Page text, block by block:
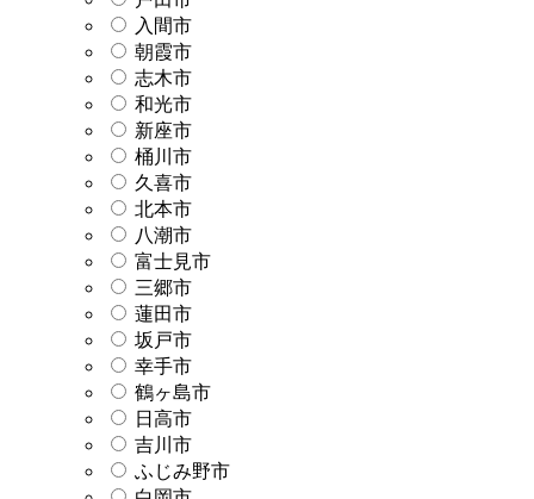
入間市
朝霞市
志木市
和光市
新座市
桶川市
久喜市
北本市
八潮市
富士見市
三郷市
蓮田市
坂戸市
幸手市
鶴ヶ島市
日高市
吉川市
ふじみ野市